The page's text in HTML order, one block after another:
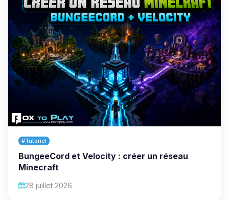
#Tutoriel
BungeeCord et Velocity : créer un réseau
Minecraft
28 juillet 2026